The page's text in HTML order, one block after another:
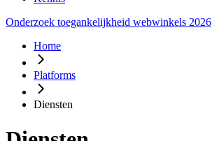
Onderzoek toegankelijkheid webwinkels 2026
Home
Platforms
Diensten